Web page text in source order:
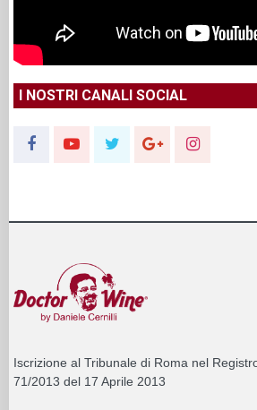
I NOSTRI CANALI SOCIAL
Iscrizione al Tribunale di Roma nel
71/2013 del 17 Aprile 2013